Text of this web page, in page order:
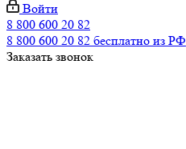
Войти
8 800 600 20 82
8 800 600 20 82 бесплатно из РФ
Заказать звонок